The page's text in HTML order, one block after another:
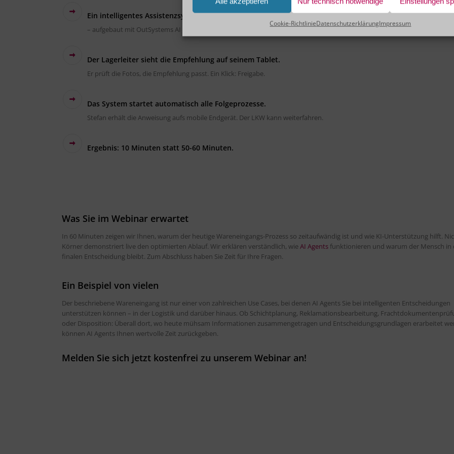
Cookie-RichtlinieDatenschutzerklärungImpressum
Ein intelligentes Assistenzsystem analysiert die Situation sofort.
– aufgebaut mit OutSystems AI Agents,
Der Lagerleiter sieht die Empfehlung auf seinem Tablet.
Er prüft die Fotos, die Empfehlung passt. Ein Klick: Freigabe.
Das System startet automatisch alle Folgeprozesse.
Stefan erhält die Anweisung aufs mobile Endgerät. Der LKW kann weiterfahren.
Ergebnis: 10 Minuten statt 50-60 Minuten.
Was Sie im Webinar erwartet
In 60 Minuten zeigen wir Ihnen, warum der heutige Wareneingangs-Prozess so zeitaufwändig ist und wie KI-Unterstützung hilft.
Körner demonstriert live den optimierten Ablauf. Wir erklären verständlich, wieAI Agents funktionieren und warum der Mensch in
finalen Entscheidung bleibt. Zum Abschluss haben Sie Zeit für Ihre Fragen.
Ein Beispiel von vielen
Der beschriebene Wareneingang ist nur einer von zahlreichen Use Cases, bei denen AI Agents Sie bei intelligenten Entscheidungen
unterstützen können – in der Logistik und darüber hinaus. Ob Schichtplanung, Reklamationsbearbeitung,
oder Disposition: Überall dort, wo heute mühsam Informationen zusammengetragen und Entscheidungsgrundlagen erarbeitet
können AI Agents Ihnen wertvolle Zeit zurückgeben.
Melden Sie sich jetzt kostenfrei zu unserem Webinar an!